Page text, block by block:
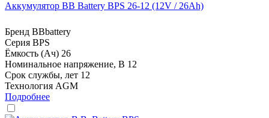
Аккумулятор BB Battery BPS 26-12 (12V / 26Ah)
Бренд BBbattery
Серия BPS
Ёмкость (Ач) 26
Номинальное напряжение, В 12
Срок службы, лет 12
Технология AGM
Подробнее